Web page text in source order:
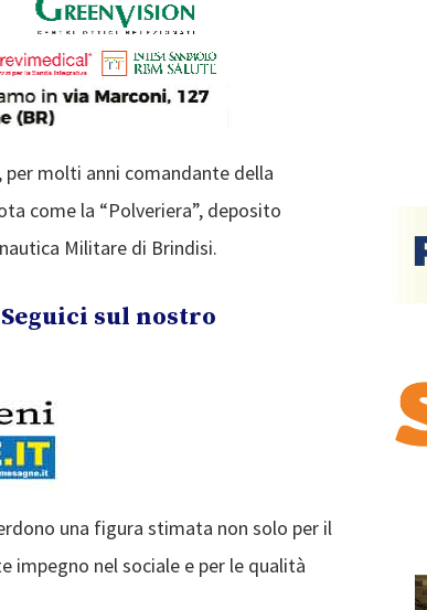
molti anni comandante della
come la “Polveriera”, deposito
Militare di Brindisi.
sul nostro
una figura stimata non solo per il
impegno nel sociale e per le qualità